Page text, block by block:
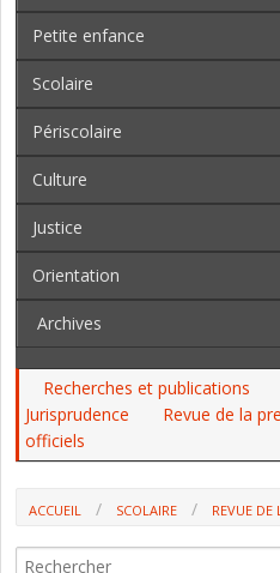
Petite enfance
Scolaire
Périscolaire
Culture
Justice
Orientation
Archives
Recherches et publications
Jurisprudence
Revue de la
officiels
ACCUEIL SCOLAIRE
REVUE DE
(PROJET IMAGINE)